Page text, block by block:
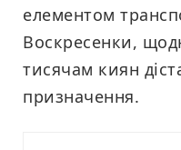
елементом
Воскресенки,
тисячам киян
призначення.